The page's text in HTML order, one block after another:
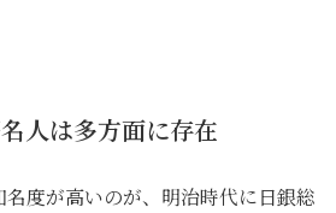
人は多方面に存在
度が高いのが、明治時代に日銀総